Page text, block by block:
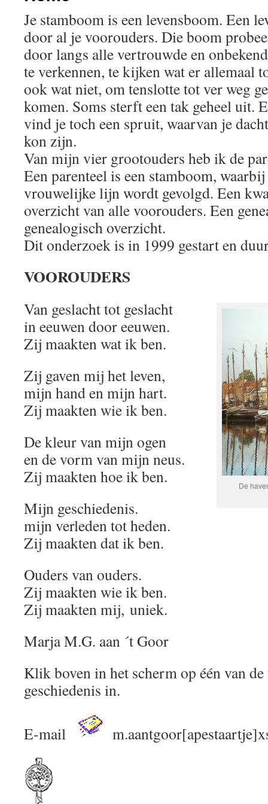
Je stamboom is een levensboom. Een
door al je voorouders. Die boom
door langs alle vertrouwde en
te verkennen, te kijken wat er allemaal
ook wat niet, om tenslotte tot ver weg
komen. Soms sterft een tak geheel uit.
vind je toch een spruit, waarvan je
kon zijn.
Van mijn vier grootouders heb ik de
Een parenteel is een stamboom,
vrouwelijke lijn wordt gevolgd. Een
overzicht van alle voorouders. Een
genealogisch overzicht.
Dit onderzoek is in 1999 gestart en
VOOROUDERS
De
Van geslacht tot geslacht
in eeuwen door eeuwen.
Zij maakten wat ik ben.
Zij gaven mij het leven,
mijn hand en mijn hart.
Zij maakten wie ik ben.
De kleur van mijn ogen
en de vorm van mijn neus.
Zij maakten hoe ik ben.
Mijn geschiedenis.
mijn verleden tot heden.
Zij maakten dat ik ben.
Ouders van ouders.
Zij maakten wie ik ben.
Zij maakten mij, uniek.
Marja M.G. aan ´t Goor
Klik boven in het scherm op één van
geschiedenis in.
E-mail